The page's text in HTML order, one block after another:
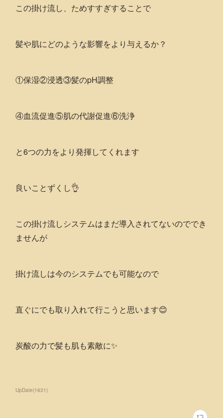
この掛け流し、ためすすぎすることで
髪や肌にどのような影響をより与えるか？
①保湿②浸透③髪のpH調整
④血流促進⑤肌の代謝促進⑥洗浄
と6つの力をより発揮してくれます
良いことずくし👌
この掛け流しシステムはまだ導入されてないのででき
ませんが
掛け流しは今のシステムでも可能なので
直ぐにでも取り入れて行こうと思います😊
炭酸の力で髪も肌も素敵に✨
UpDate(1631)